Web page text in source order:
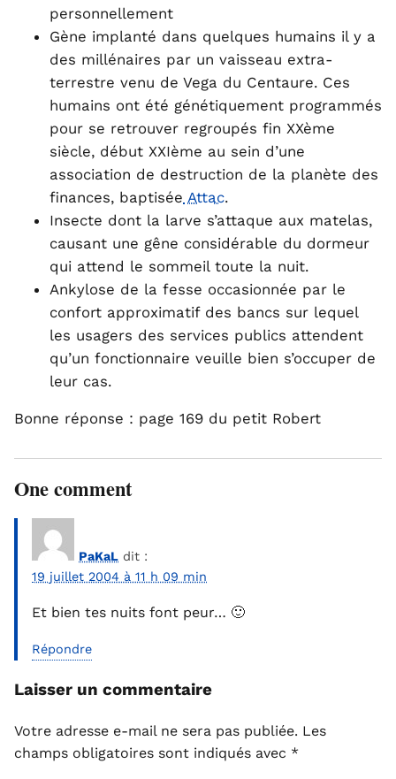
personnellement
Gène implanté dans quelques humains il y a
des millénaires par un vaisseau extra-
terrestre venu de Vega du Centaure. Ces
humains ont été génétiquement programmés
pour se retrouver regroupés fin XXème
siècle, début XXIème au sein d’une
association de destruction de la planète des
finances, baptisée Attac.
Insecte dont la larve s’attaque aux matelas,
causant une gêne considérable du dormeur
qui attend le sommeil toute la nuit.
Ankylose de la fesse occasionnée par le
confort approximatif des bancs sur lequel
les usagers des services publics attendent
qu’un fonctionnaire veuille bien s’occuper de
leur cas.
Bonne réponse : page 169 du petit Robert
One comment
PaKaL dit :
19 juillet 2004 à 11 h 09 min
Et bien tes nuits font peur… 🙂
Répondre
Laisser un commentaire
Votre adresse e-mail ne sera pas publiée. Les
champs obligatoires sont indiqués avec *